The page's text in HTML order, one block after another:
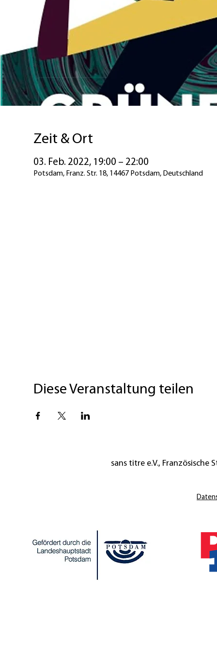
Zeit & Ort
03. Feb. 2022, 19:00 – 22:00
Potsdam, Franz. Str. 18, 14467 Potsdam, Deutschland
Diese Veranstaltung teilen
sans titre e.V., Französische